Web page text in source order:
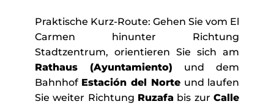
Praktische Kurz-Route: Gehen Sie vom El
Carmen hinunter Richtung
Stadtzentrum, orientieren Sie sich am
Rathaus (Ayuntamiento) und dem
Bahnhof Estación del Norteund laufen
Sie weiter Richtung Ruzafa bis zurCalle